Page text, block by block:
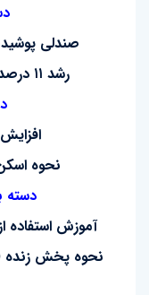
صندلی
رشد ۱۱ درصدی درآمد کمپانی مایکروسافت
افزایش
نحوه
دسته
آموزش استفاده از Add Yours در استوری اینستاگرام
نحوه پخش زنده